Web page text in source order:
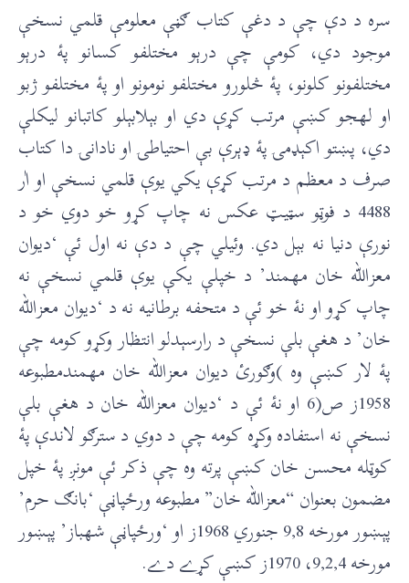
سره د دې چې د دغې کتاب ګڼې معلومې قلمي نسخې
موجود دي، کومې چې درېو مختلفو کسانو پۀ درېو
مختلفونو کلونو، پۀ څلورو مختلفو نومونو او پۀ مختلفو ژبو
او لهجو کښې مرتب کړې دي او بېلابېلو کاتبانو ليکلې
دي، پښتو اکېډمۍ پۀ ډېرې بې احتياطۍ او نادانۍ دا کتاب
صرف د معظم د مرتب کړې يکي يوې قلمي نسخې او اٰر
4488 د فوټو سټيټ عکس نه چاپ کړو خو دوي خو د
نورې دنيا نه بېل دي. وئيلي چې د دې نه اول ئې ‘ديوان
معزالله خان مهمند’ د خپلې يکې يوې قلمي نسخې نه
چاپ کړو او نۀ خو ئې د متحفه برطانيه نه د ‘ديوان معزالله
خان’ د هغې بلې نسخې د رارسېدلو انتظار وکړو کومه چې
پۀ لار کښې وه )وګورئ ديوان معزالله خان مهمندمطبوعه
1958ز ص(6 او نۀ ئې د ‘ديوان معزالله خان د هغې بلې
نسخې نه استفاده وکړه کومه چې د دوي د سترګو لاندې پۀ
کوټله محسن خان کښې پرته وه چې ذکر ئې مونږ پۀ خپل
مضمون بعنوان “معزالله خان” مطبوعه ورځپاڼې ‘بانګ حرم’
پېښور مورخه 9,8 جنوري 1968ز او ‘ورځپاڼې شهباز’ پېښور
مورخه 9,2,4، 1970ز کښې کړے دے.